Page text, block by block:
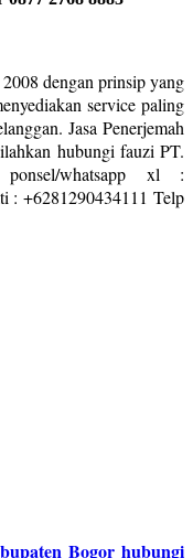
dengan prinsip yang
service paling
Jasa Penerjemah
hubungi fauzi PT.
whatsapp xl :
: +6281290434111 Telp